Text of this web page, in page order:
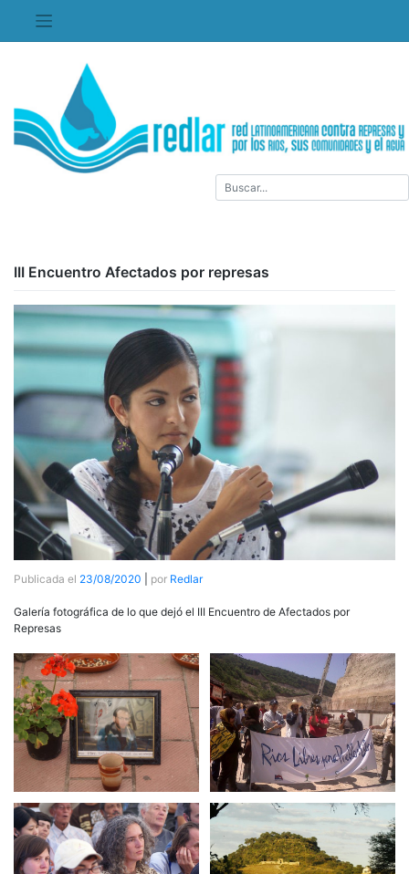
contenido
III Encuentro Afectados por represas
Publicada el 23/08/2020 por Redlar
Galería fotográfica de lo que dejó el III Encuentro de Afectados por
Represas